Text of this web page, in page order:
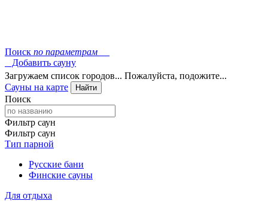
Поиск по параметрам
Добавить сауну
Загружаем список городов... Пожалуйста, подожите...
Сауны на карте
Найти
Поиск
Фильтр саун
Фильтр саун
Тип парной
Русские бани
Финские сауны
Для отдыха